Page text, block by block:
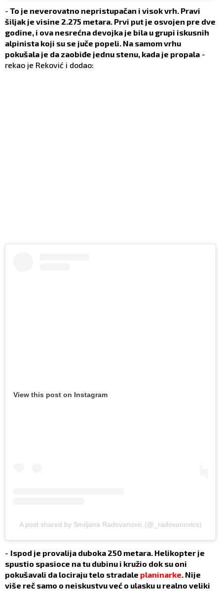
- To je neverovatno nepristupačan i visok vrh. Pravi
šiljak je visine 2.275 metara. Prvi put je osvojen pre dve
godine, i ova nesrećna devojka je bila u grupi iskusnih
alpinista koji su se juče popeli. Na samom vrhu
pokušala je da zaobiđe jednu stenu, kada je propala -
rekao je Reković i dodao:
View this post on Instagram
A post shared by Smiljana Radovanovic (@_radovanovics)
- Ispod je provalija duboka 250 metara. Helikopter je
spustio spasioce na tu dubinu i kružio dok su oni
pokušavali da lociraju telo stradale planinarke. Nije
više reč samo o neiskustvu već o ulasku u realno veliki